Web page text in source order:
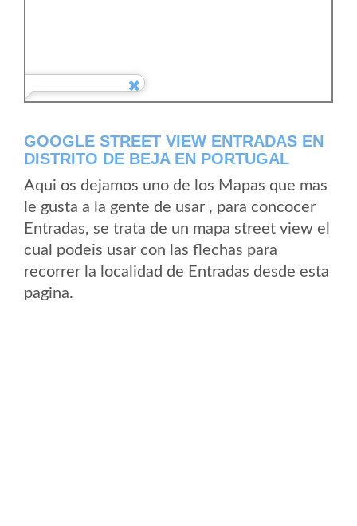
GOOGLE STREET VIEW ENTRADAS EN
DISTRITO DE BEJA EN PORTUGAL
Aqui os dejamos uno de los Mapas que mas
le gusta a la gente de usar , para concocer
Entradas, se trata de un mapa street view el
cual podeis usar con las flechas para
recorrer la localidad de Entradas desde esta
pagina.